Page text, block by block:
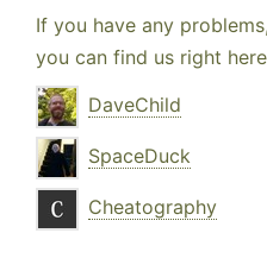
If you have any
you can find us right
DaveChild
SpaceDuck
Cheatography